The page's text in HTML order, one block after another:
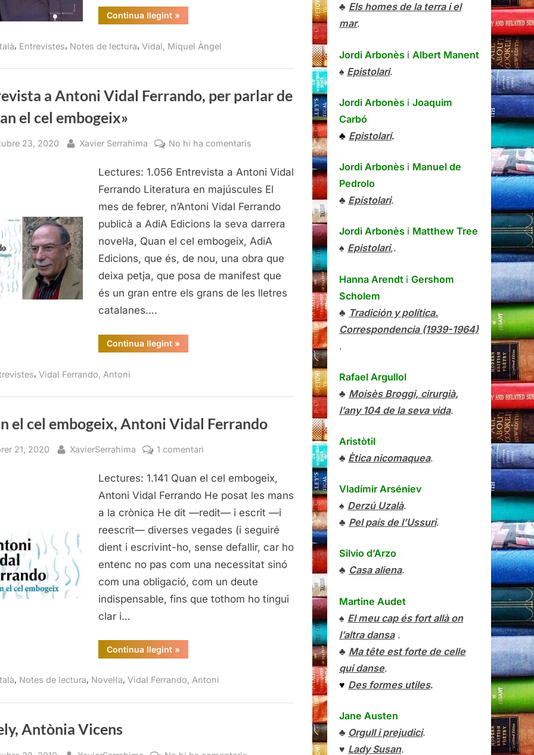
Continua llegint“Antoni
Vidal
mà
Vidal,
Lleonard
Muntaner,
»
, Entrevistes, Notes de lectura, Vidal, Miquel Àngel
a Antoni Vidal Ferrando, per parlar de
el cel embogeix»
23, 2020 By
Xavier Serrahima No hi ha comentaris
a
Antoni
Vidal
Ferrando,
parlar
de
«Quan
el
Lectures: 1.056 Entrevista a Antoni Vidal
Ferrando Literatura en majúscules El
mes de febrer, n’Antoni Vidal Ferrando
publicà a AdiA Edicions la seva darrera
novel·la, Quan el cel embogeix, AdiA
Edicions, que és, de nou, una obra que
deixa petja, que posa de manifest que
és un gran entre els grans de les lletres
catalanes….
Continua llegint“Entrevista
a
el
cel
»
, Vidal Ferrando, Antoni
el cel embogeix, Antoni Vidal Ferrando
21, 2020 By
XavierSerrahima 1 comentari
el
cel
embogeix,
Vidal
Ferrando
Lectures: 1.141 Quan el cel embogeix,
Antoni Vidal Ferrando He posat les mans
a la crònica He dit —redit— i escrit —i
reescrit— diverses vegades (i seguiré
dient i escrivint-ho, sense defallir, car ho
entenc no pas com una necessitat sinó
com una obligació, com un deute
indispensable, fins que tothom ho tingui
clar i…
Continua llegint“Quan
el
Antoni
»
, Notes de lectura, Novel·la, Vidal Ferrando, Antoni
Antònia Vicens
♣ Els homes de la terra i el
mar.
Jordi Arbonès i Albert Manent
♠ Epistolari.
Jordi Arbonès i Joaquim
Carbó
♣ Epistolari.
Jordi Arbonès i Manuel de
Pedrolo
♣ Epistolari.
Jordi Arbonès i Matthew Tree
♠ Epistolari,.
Hanna Arendt i Gershom
Scholem
♣ Tradición y política.
Correspondencia (1939-1964)
.
Rafael Argullol
♣ Moisès Broggi, cirurgià,
l’any 104 de la seva vida.
Aristòtil
♣ Ètica nicomaquea.
Vladímir Arséniev
♠ Derzú Uzalà.
♣ Pel país de l’Ussuri.
Silvio d’Arzo
♣ Casa aliena.
Martine Audet
♠ El meu cap és fort allà on
l’altra dansa.
♣ Ma tête est forte de celle
qui danse.
♥ Des formes utiles.
Jane Austen
♣ Orgull i prejudici.
♥ Lady Susan.